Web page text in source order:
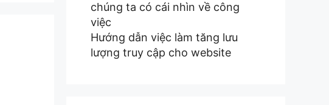
chúng ta có cái nhìn về công
việc
Hướng dẫn việc làm tăng lưu
lượng truy cập cho website